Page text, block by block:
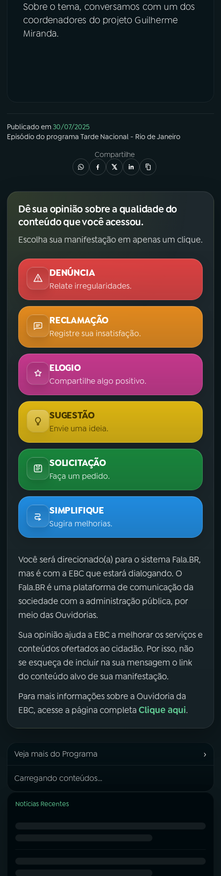
Sobre o tema, conversamos com um dos
coordenadores do projeto Guilherme
Miranda.
Publicado em30/07/2025
Episódio do programa Tarde Nacional - Rio de Janeiro
Compartilhe
Dê sua opinião sobre a qualidade do
conteúdo que você acessou.
Escolha sua manifestação em apenas um clique.
DENÚNCIA
Relate irregularidades.
RECLAMAÇÃO
Registre sua insatisfação.
ELOGIO
Compartilhe algo positivo.
SUGESTÃO
Envie uma ideia.
SOLICITAÇÃO
Faça um pedido.
SIMPLIFIQUE
Sugira melhorias.
Você será direcionado(a) para o sistema Fala.BR,
mas é com a EBC que estará dialogando. O
Fala.BR é uma plataforma de comunicação da
sociedade com a administração pública, por
meio das Ouvidorias.
Sua opinião ajuda a EBC a melhorar os serviços e
conteúdos ofertados ao cidadão. Por isso, não
se esqueça de incluir na sua mensagem o link
do conteúdo alvo de sua manifestação.
Para mais informações sobre a Ouvidoria da
EBC, acesse a página completa Clique aqui.
Veja mais do Programa ›
Carregando conteúdos...
Notícias Recentes